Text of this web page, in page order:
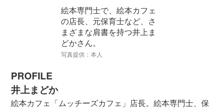
絵本専門士で、絵本カフェ
の店長、元保育士など、さ
まざまな肩書を持つ井上ま
どかさん。
写真提供：本人
PROFILE
井上まどか
絵本カフェ「ムッチーズカフェ」店長。絵本専門士、保